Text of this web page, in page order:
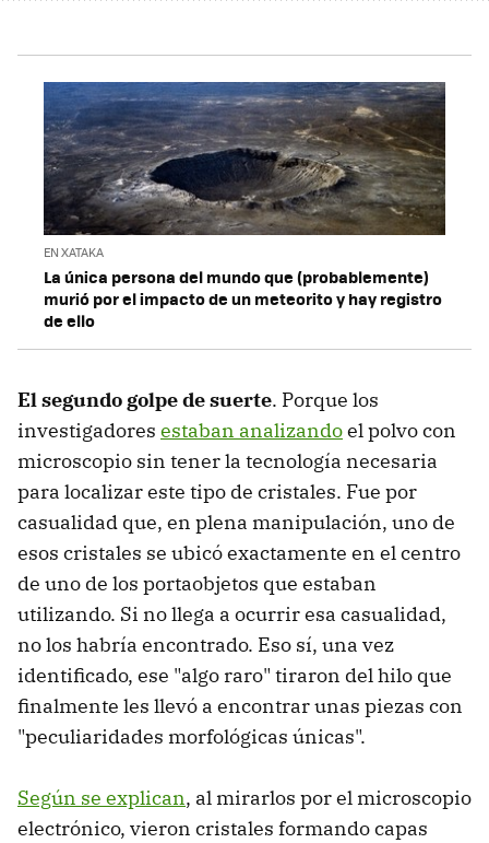
EN XATAKA
La única persona del mundo que (probablemente)
murió por el impacto de un meteorito y hay registro
de ello
El segundo golpe de suerte. Porque los
investigadores estaban analizandoel polvo con
microscopio sin tener la tecnología necesaria
para localizar este tipo de cristales. Fue por
casualidad que, en plena manipulación, uno de
esos cristales se ubicó exactamente en el centro
de uno de los portaobjetos que estaban
utilizando. Si no llega a ocurrir esa casualidad,
no los habría encontrado. Eso sí, una vez
identificado, ese "algo raro" tiraron del hilo que
finalmente les llevó a encontrar unas piezas con
"peculiaridades morfológicas únicas".
Según se explican, al mirarlos por el microscopio
electrónico, vieron cristales formando capas